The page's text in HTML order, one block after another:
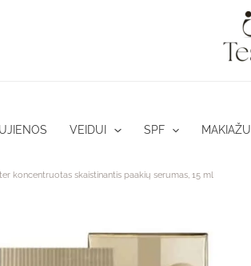
VEIDUI SPF MAKIAŽUI
koncentruotas skaistinantis paakių serumas, 15 ml